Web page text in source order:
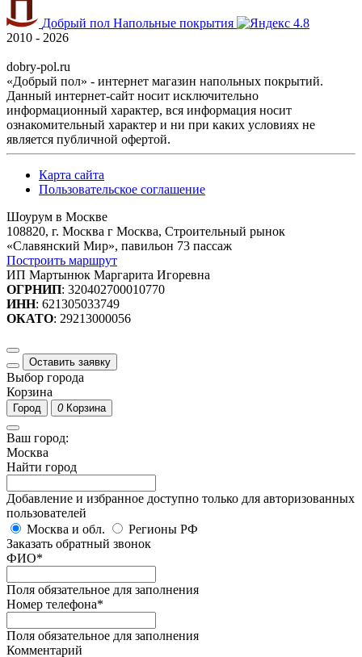
Добрый пол Напольные покрытия
4.8
2010 - 2026
dobry-pol.ru
«Добрый пол» - интернет магазин напольных покрытий.
Данный интернет-сайт носит исключительно
информационный характер, вся информация носит
ознакомительный характер и ни при каких условиях не
является публичной офертой.
Карта сайта
Пользовательское соглашение
Шоурум в Москве
108820, г. Москва г Москва, Строительный рынок
«Славянский Мир», павильон 73 пассаж
Построить маршрут
ИП Мартынюк Маргарита Игоревна
ОГРНИП: 320402700010770
ИНН: 621305033749
ОКАТО: 29213000056
Оставить заявку
Выбор города
Корзина
Город 0 Корзина
Ваш город:
Москва
Найти город
Добавление и избранное доступно только для авторизованных
пользователей
Москва и обл.
Регионы РФ
Заказать обратный звонок
ФИО*
Поля обязательное для заполнения
Номер телефона*
Поля обязательное для заполнения
Комментарий